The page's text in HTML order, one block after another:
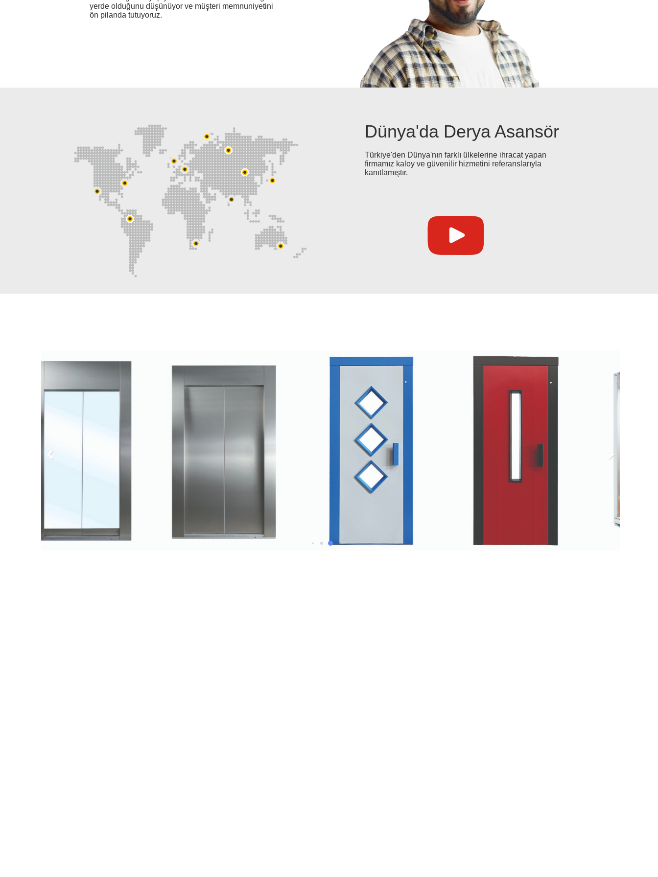
yerde olduğunu düşünüyor ve müşteri memnuniyetini
ön pilanda tutuyoruz.
Dünya'da Derya Asansör
Türkiye'den Dünya'nın farklı ülkelerine ihracat yapan
firmamız kaloy ve güvenilir hizmetini referanslarıyla
kanıtlamıştır.